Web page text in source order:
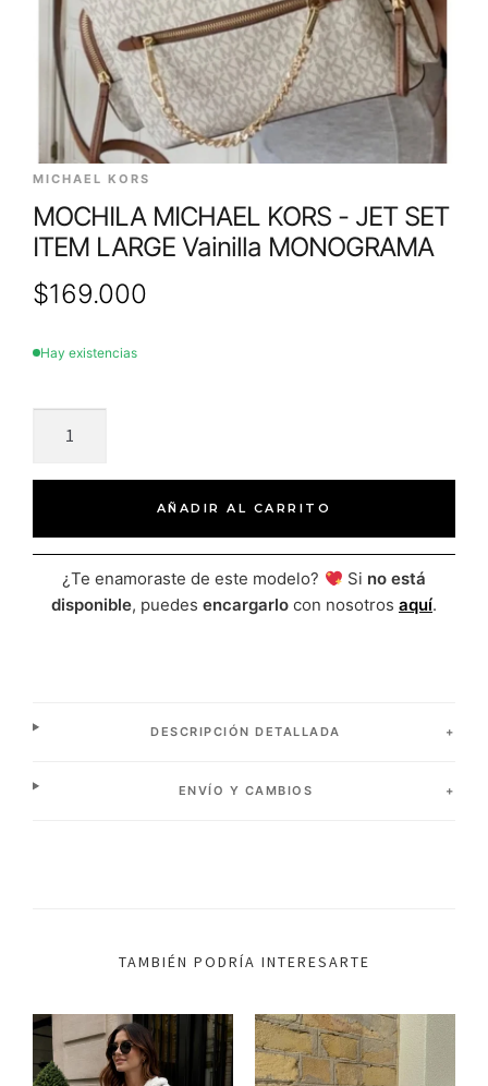
MICHAEL KORS
MOCHILA MICHAEL KORS - JET SET
ITEM LARGE Vainilla MONOGRAMA
$169.000
Hay existencias
AÑADIR AL CARRITO
¿Te enamoraste de este modelo? Si no está
disponible, puedes encargarlo con nosotros aquí.
DESCRIPCIÓN DETALLADA
ENVÍO Y CAMBIOS
TAMBIÉN PODRÍA INTERESARTE